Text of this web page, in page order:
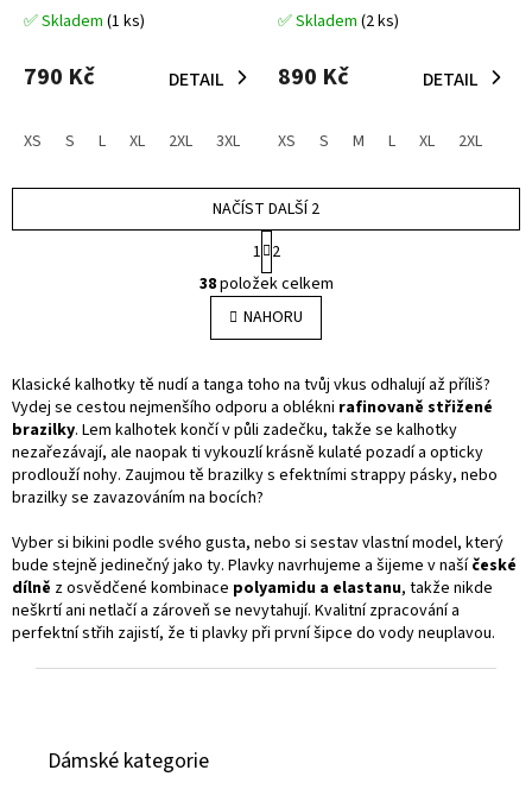
Průměrné
produktu
je
z
hvězdiček.
✅ Skladem (1 ks)
790 Kč DETAIL
XS S L XL 2XL 3XL
Průměrné
produktu
je
z
hvězdiček.
✅ Skladem (2 ks)
890 Kč DETAIL
XS S M L XL 2XL
O
v
l
á
a
c
í
p
r
y
v
ý
p
i
NAČÍST DALŠÍ 2
S
t
r
á
n
k
v
á
n
í
1 2
38položek celkem
NAHORU
Klasické kalhotky tě nudí a tanga toho na tvůj vkus odhalují až příliš?
Vydej se cestou nejmenšího odporu a oblékni rafinovaně střižené
brazilky. Lem kalhotek končí v půli zadečku, takže se kalhotky
nezařezávají, ale naopak ti vykouzlí krásně kulaté pozadí a opticky
prodlouží nohy. Zaujmou tě brazilky s efektními strappy pásky, nebo
brazilky se zavazováním na bocích?
Vyber si bikini podle svého gusta, nebo si sestav vlastní model, který
bude stejně jedinečný jako ty. Plavky navrhujeme a šijeme v našíčeské
dílně z osvědčené kombinace polyamidu a elastanu, takže nikde
neškrtí ani netlačí a zároveň se nevytahují. Kvalitní zpracování a
perfektní střih zajistí, že ti plavky při první šipce do vody neuplavou.
Dámské kategorie